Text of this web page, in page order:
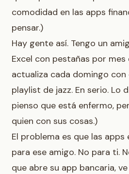
comodidad en las apps
pensar.)
Hay gente así. Tengo un
Excel con pestañas por mes
actualiza cada domingo
playlist de jazz. En serio. Lo
pienso que está enfermo,
quien con sus cosas.)
El problema es que las apps
para ese amigo. No para ti.
que abre su app bancaria,